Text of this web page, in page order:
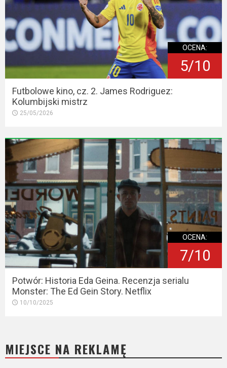
OCENA:
5/10
Futbolowe kino, cz. 2. James Rodriguez:
Kolumbijski mistrz
25/05/2026
OCENA:
7/10
Potwór: Historia Eda Geina. Recenzja serialu
Monster: The Ed Gein Story. Netflix
10/10/2025
MIEJSCE NA REKLAMĘ